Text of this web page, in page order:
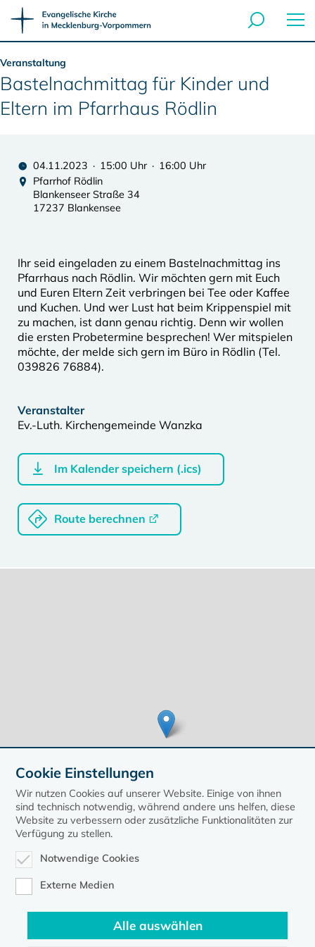
Veranstaltung
Bastelnachmittag für Kinder und
Eltern im Pfarrhaus Rödlin
04.11.2023 · 15:00 Uhr · 16:00 Uhr
Pfarrhof Rödlin
Blankenseer Straße 34
17237 Blankensee
Ihr seid eingeladen zu einem Bastelnachmittag ins
Pfarrhaus nach Rödlin. Wir möchten gern mit Euch
und Euren Eltern Zeit verbringen bei Tee oder Kaffee
und Kuchen. Und wer Lust hat beim Krippenspiel mit
zu machen, ist dann genau richtig. Denn wir wollen
die ersten Probetermine besprechen! Wer mitspielen
möchte, der melde sich gern im Büro in Rödlin (Tel.
039826 76884).
Veranstalter
Ev.-Luth. Kirchengemeinde Wanzka
Im Kalender speichern (.ics)
Route berechnen
zurück zur Übersicht der Veranstaltungen
Cookie Einstellungen
Wir nutzen Cookies auf unserer Website. Einige von ihnen
sind technisch notwendig, während andere uns helfen, diese
Website zu verbessern oder zusätzliche Funktionalitäten zur
Verfügung zu stellen.
Notwendige Cookies
Externe Medien
Alle auswählen